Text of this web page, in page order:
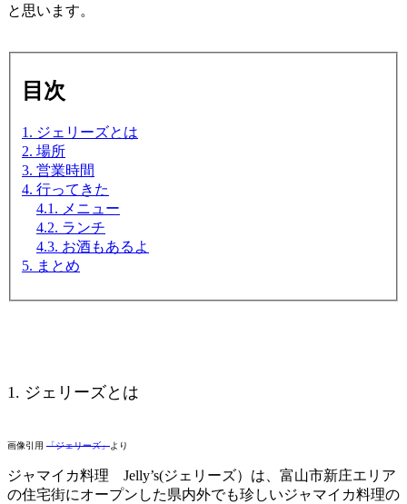
と思います。
目次
1. ジェリーズとは
2. 場所
3. 営業時間
4. 行ってきた
4.1. メニュー
4.2. ランチ
4.3. お酒もあるよ
5. まとめ
1. ジェリーズとは
画像引用 「ジェリーズ」より
ジャマイカ料理 Jelly’s(ジェリーズ）は、富山市新庄エリア
の住宅街にオープンした県内外でも珍しいジャマイカ料理の